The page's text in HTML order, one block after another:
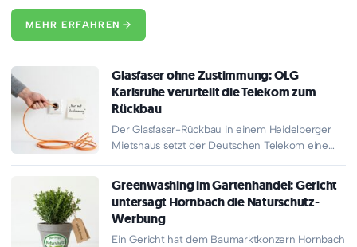
MEHR ERFAHREN
Glasfaser ohne Zustimmung: OLG
Karlsruhe verurteilt die Telekom zum
Rückbau
Der Glasfaser-Rückbau in einem Heidelberger
Mietshaus setzt der Deutschen Telekom eine
Greenwashing im Gartenhandel: Gericht
untersagt Hornbach die Naturschutz-
Werbung
Ein Gericht hat dem Baumarktkonzern Hornbach